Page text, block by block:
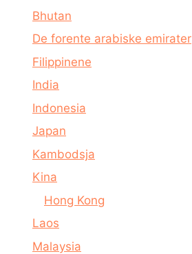
Bhutan
De forente arabiske emirater
Filippinene
India
Indonesia
Japan
Kambodsja
Kina
Hong Kong
Laos
Malaysia